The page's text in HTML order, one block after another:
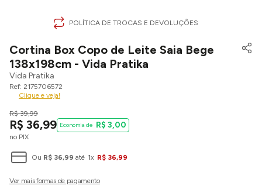
POLÍTICA DE TROCAS E DEVOLUÇÕES
Cortina Box Copo de Leite Saia Bege
138x198cm - Vida Pratika
Vida Pratika
2175706572
Clique e veja!
R$ 39,99
R$ 36,99
no PIX
R$ 3,00
Ou R$ 36,99 até 1x R$ 36,99